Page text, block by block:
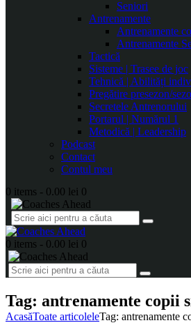
Seniori
Antrenamente
Antrenamente
Antrenamente
Tactică
Sisteme | Trasee de joc
Tehnică | Abilități
Pregătire presezon/
Secretele Antrenorului
Portarul | Numărul 1
Metodică | Leadership
Podcast
Contact
Contul meu
0 items - 0.00 lei 0
0 items - 0.00 lei 0
Tag: antrenamente copii
AcasăToate articoleleTag: antrenamente